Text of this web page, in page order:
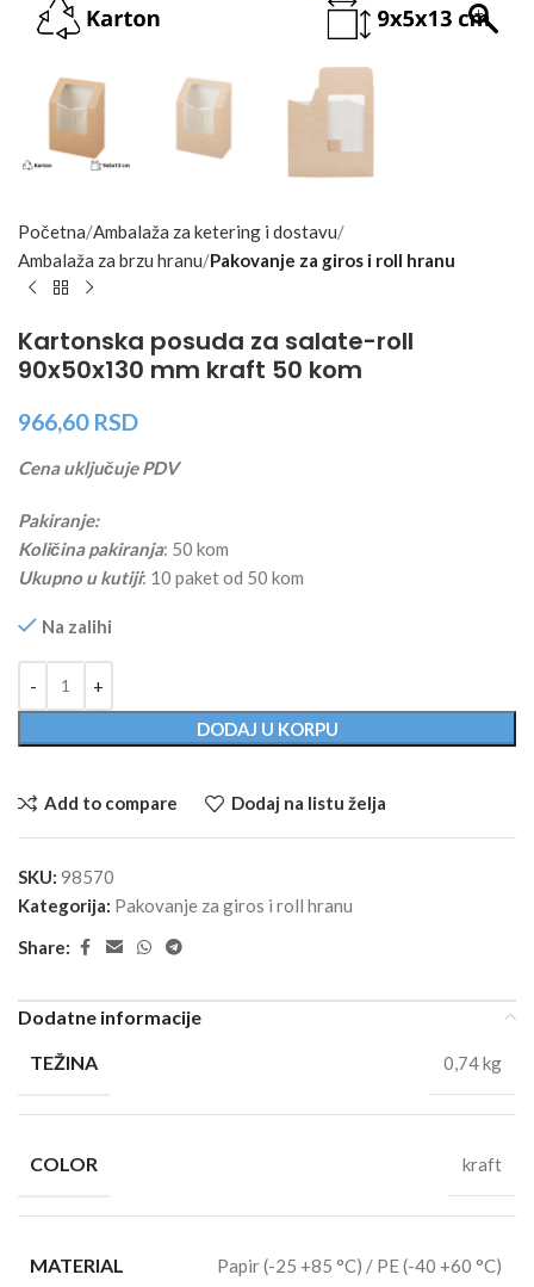
Početna Ambalaža za ketering i dostavu
Ambalaža za brzu hranu Pakovanje za giros i roll hranu
Kartonska posuda za salate-roll
90x50x130 mm kraft 50 kom
966,60 RSD
Cena uključuje PDV
Pakiranje:
Količina pakiranja: 50 kom
Ukupno u kutiji: 10 paket od 50 kom
Na zalihi
DODAJ U KORPU
Add to compare Dodaj na listu želja
SKU: 98570
Kategorija: Pakovanje za giros i roll hranu
Share:
Dodatne informacije
TEŽINA
0,74 kg
COLOR kraft
MATERIAL Papir (-25 +85 °C) / PE (-40 +60 °C)